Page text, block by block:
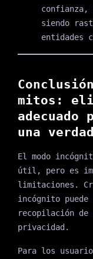
confianza,
siendo
entidades
mitos:
una
El modo
útil, pero es
limitaciones.
incógnito
recopilación de
privacidad.
Para los